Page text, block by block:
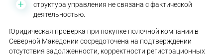
структура управления не связана с фактической
деятельностью.
Юридическая проверка при покупке полочной компании в
Северной Македонии сосредоточена на подтверждении
отсутствия задолженности, корректности регистрационных